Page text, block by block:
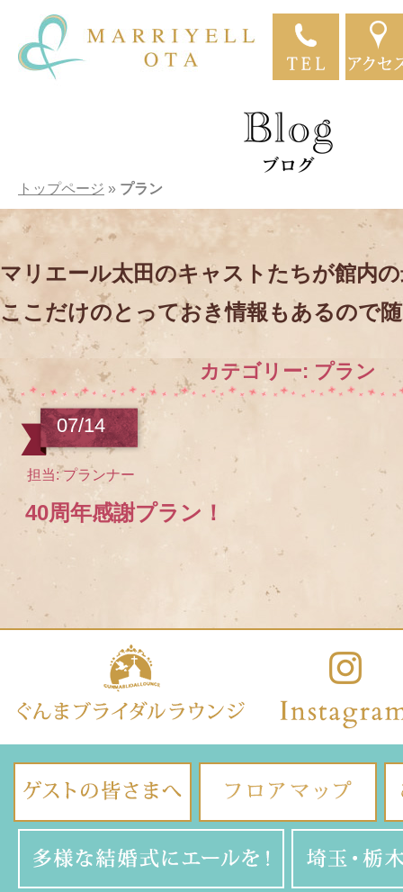
トップページ » プラン
マリエール太田のキャストたちが館内
ここだけのとっておき情報もあるので
カテゴリー: プラン
07/14
担当: プランナー
40周年感謝プラン！